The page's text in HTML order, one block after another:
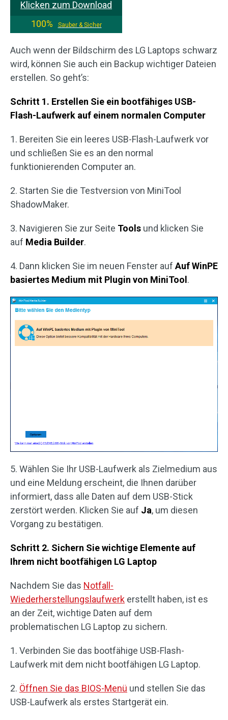
Klicken zum Download
100%
Sauber & Sicher
Auch wenn der Bildschirm des LG Laptops schwarz
wird, können Sie auch ein Backup wichtiger Dateien
erstellen. So geht’s:
Schritt 1. Erstellen Sie ein bootfähiges USB-
Flash-Laufwerk auf einem normalen Computer
1. Bereiten Sie ein leeres USB-Flash-Laufwerk vor
und schließen Sie es an den normal
funktionierenden Computer an.
2. Starten Sie die Testversion von MiniTool
ShadowMaker.
3. Navigieren Sie zur Seite Tools und klicken Sie
auf Media Builder.
4. Dann klicken Sie im neuen Fenster auf Auf WinPE
basiertes Medium mit Plugin von MiniTool .
5. Wählen Sie Ihr USB-Laufwerk als Zielmedium aus
und eine Meldung erscheint, die Ihnen darüber
informiert, dass alle Daten auf dem USB-Stick
zerstört werden. Klicken Sie auf Ja, um diesen
Vorgang zu bestätigen.
Schritt 2. Sichern Sie wichtige Elemente auf
Ihrem nicht bootfähigen LG Laptop
Nachdem Sie das Notfall-
Wiederherstellungslaufwerk erstellt haben, ist es
an der Zeit, wichtige Daten auf dem
problematischen LG Laptop zu sichern.
1. Verbinden Sie das bootfähige USB-Flash-
Laufwerk mit dem nicht bootfähigen LG Laptop.
2. Öffnen Sie das BIOS-Menü und stellen Sie das
USB-Laufwerk als erstes Startgerät ein.